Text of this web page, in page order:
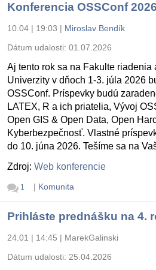
Konferencia OSSConf 2026
10.04 | 19:03 | Miroslav Bendík
Dátum udalosti: 01.07.2026
Aj tento rok sa na Fakulte riadenia
Univerzity v dňoch 1-3. júla 2026
OSSConf. Príspevky budú
LATEX, R a ich priatelia, Vývoj
Open GIS & Open Data, Open
Kyberbezpečnosť. Vlastné
do 10. júna 2026. Tešíme sa na
Zdroj: Web konferencie
1 | Komunita
Prihláste prednášku na 4.
24.01 | 14:45 | MarekGalinski
Dátum udalosti: 25.04.2026